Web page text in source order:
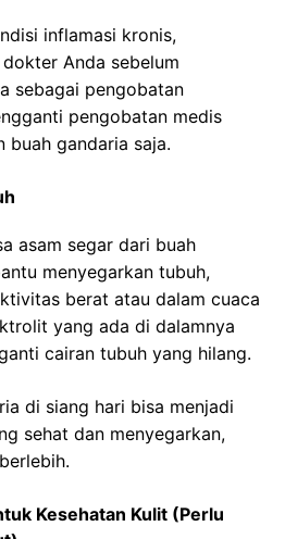
inflamasi kronis,
Anda sebelum
sebagai pengobatan
pengobatan medis
buah gandaria saja.
asam segar dari buah
menyegarkan tubuh,
berat atau dalam cuaca
yang ada di dalamnya
cairan tubuh yang hilang.
di siang hari bisa menjadi
sehat dan menyegarkan,
Kesehatan Kulit (Perlu